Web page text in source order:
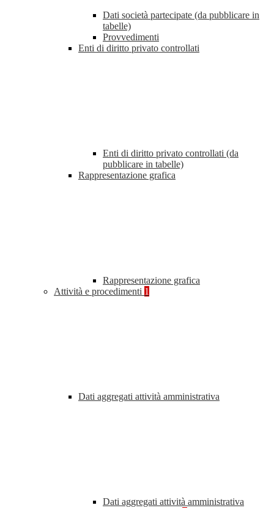
Dati società partecipate (da pubblicare in
tabelle)
Provvedimenti
Enti di diritto privato controllati
Enti di diritto privato controllati (da
pubblicare in tabelle)
Rappresentazione grafica
Rappresentazione grafica
Attività e procedimenti 1
Dati aggregati attività amministrativa
Dati aggregati attività amministrativa